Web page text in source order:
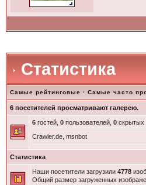
Статистика
Самые рейтинговые · Самые часто
6 посетителей просматривают галерею.
6гостей, 0пользователей, 0скрытых
Crawler.de, msnbot
Статистика
Наши посетители загрузили 4778
Общий размер загруженных